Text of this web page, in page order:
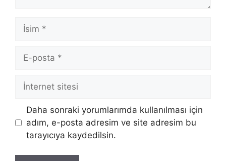
İsim
posta
İnternet
Daha sonraki yorumlarımda kullanılması için
adım, e-posta adresim ve site adresim bu
tarayıcıya kaydedilsin.